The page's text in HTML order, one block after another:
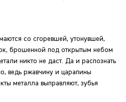
со сгоревшей, утонувшей,
брошенной под открытым небом
никто не даст. Да и распознать
ведь ржавчину и царапины
металла выправляют, зубья